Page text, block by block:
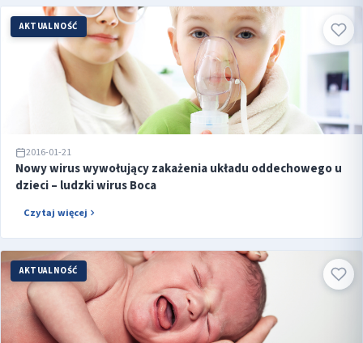
AKTUALNOŚĆ
2016-01-21
Nowy wirus wywołujący zakażenia układu oddechowego u
dzieci – ludzki wirus Boca
Czytaj więcej
AKTUALNOŚĆ